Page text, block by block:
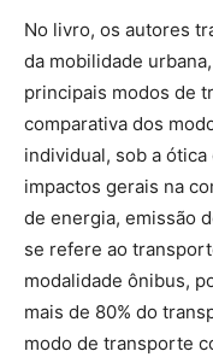
No livro, os autores
da mobilidade
principais modos de
comparativa dos
individual, sob a
impactos gerais na
de energia, emissão
se refere ao
modalidade ônibus,
mais de 80% do
modo de transporte